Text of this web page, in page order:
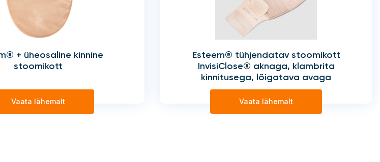
+ üheosaline kinnine
stoomikott
Vaata lähemalt
Esteem® tühjendatav stoomikott
InvisiClose® aknaga, klambrita
kinnitusega, lõigatava avaga
Vaata lähemalt